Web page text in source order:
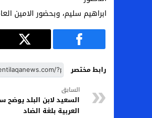
ابراهيم سليم، وبحضور الامين
رابط مختصر
السابق
السعيد لابن البلد يوضح
العربية بلغة الضاد